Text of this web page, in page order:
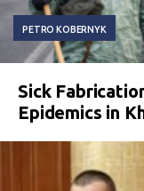
PETRO KOBERNYK
Sick
Epidemics in